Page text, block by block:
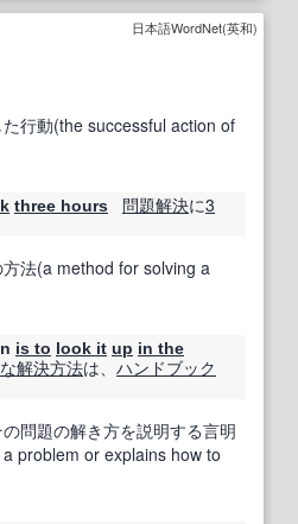
日本語WordNet(英和)
行動(the successful action of
three hours 問題解決に3
法(a method for solving a
is to look it up in the
解決方法は、 ハンドブック
問題の解き方を説明する言明
problem or explains how to